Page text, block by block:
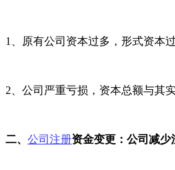
1、原有公司资本过多，形式资本
2、公司严重亏损，资本总额与其
二、 公司注册资金变更：公司减少